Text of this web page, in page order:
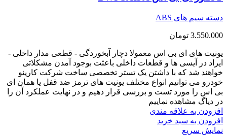
دسته سیم های ABS
3.550.000 تومان
یونیت های ای بی اس معمولا دچار آبخوردگی - قطعی مدار داخلی -
ایراد در آیسی ها و قطعات داخلی باعثت بوجود آمدن مشکلاتی
خواهند شد که با داشتن یک تستر تخصصی ساخت شرکت کارینو
خودرو می توانیم انواع مختلف یونیت های ترمز ضد قفل یا همان ای
بی اس را مورد تست و بررسی قرار دهیم و در نهایت عملکرد آن را
در دیاگ مشاهده نماییم
افزودن به علاقه مندی
افزودن به سبد خرید
نمایش سریع